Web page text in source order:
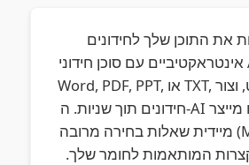
את התוכן שלך לחידונים
אינטראקטיביים עם סוכן חידוני AI. העלה קבצי
Word, PDF, PPT, או TXT, או הדבק טקסט, וצור
חידונים תוך שניות. ה-AI המתקדם שלנו מייצר
מיידית שאלות בחירה מרובה (MCQs), נכון/לא
קצרות המותאמות לחומר שלך.